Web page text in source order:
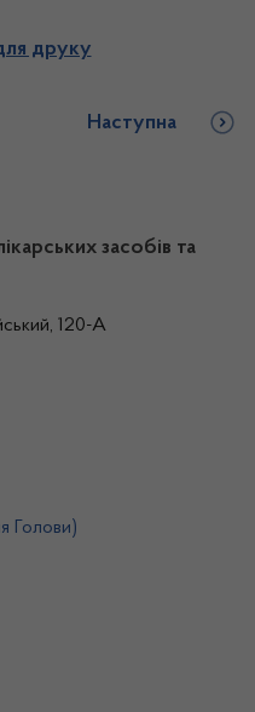
друку
Наступна
засобів та
120-А
Голови)